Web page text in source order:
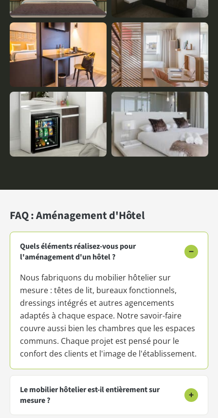
FAQ : Aménagement d'Hôtel
Quels éléments réalisez-vous pour
l'aménagement d'un hôtel ?
−
Nous fabriquons du mobilier hôtelier sur
mesure : têtes de lit, bureaux fonctionnels,
dressings intégrés et autres agencements
adaptés à chaque espace. Notre savoir-faire
couvre aussi bien les chambres que les espaces
communs. Chaque projet est pensé pour le
confort des clients et l'image de l'établissement.
Le mobilier hôtelier est-il entièrement sur
mesure ?
+